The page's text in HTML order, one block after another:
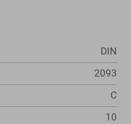
DIN
2093
C
10